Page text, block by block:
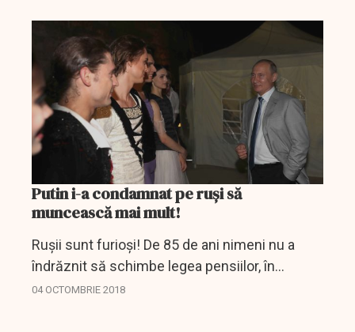
Putin i-a condamnat pe ruși să
muncească mai mult!
Rușii sunt furioși! De 85 de ani nimeni nu a
îndrăznit să schimbe legea pensiilor, în
virtutea căreia bărbații ieșeau din cumpul
04 OCTOMBRIE 2018